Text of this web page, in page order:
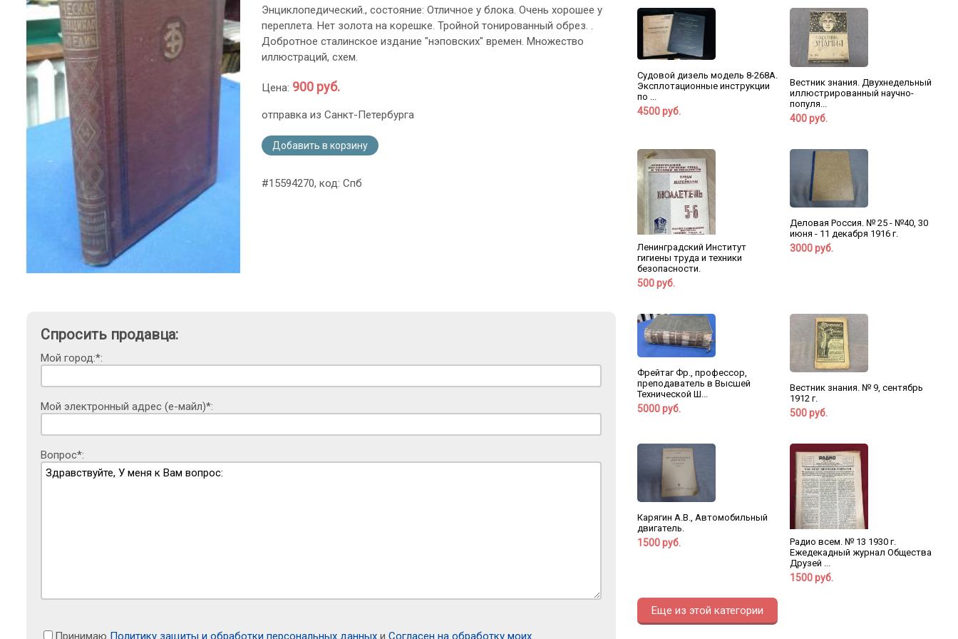
Энциклопедический., состояние: Отличное у блока. Очень хорошее у
переплета. Нет золота на корешке. Тройной тонированный обрез. .
Добротное сталинское издание "нэповских" времен. Множество
иллюстраций, схем.
Цена: 900 руб.
отправка из Санкт-Петербурга
Добавить в корзину
#15594270, код: Спб
Спросить продавца:
Мой город:*:
Мой электронный адрес (е-майл)*:
Вопрос*:
Принимаю Политику защиты и обработки персональных данных и Согласен на обработку моих
Судовой дизель модель 8-268А.
Эксплотационные инструкции
по ...
4500 руб.
Вестник знания. Двухнедельный
иллюстрированный научно-
популя...
400 руб.
Ленинградский Институт
гигиены труда и техники
безопасности.
500 руб.
Деловая Россия. № 25 - №40, 30
июня - 11 декабря 1916 г.
3000 руб.
Фрейтаг Фр., профессор,
преподаватель в Высшей
Технической Ш...
5000 руб.
Вестник знания. № 9, сентябрь
1912 г.
500 руб.
Карягин А.В., Автомобильный
двигатель.
1500 руб.
Радио всем. № 13 1930 г.
Ежедекадный журнал Общества
Друзей ...
1500 руб.
Еще из этой категории